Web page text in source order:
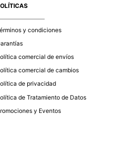
y condiciones
comercial de envíos
comercial de cambios
de privacidad
de Tratamiento de Datos
y Eventos